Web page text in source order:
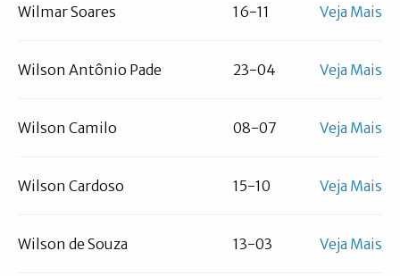
Wilmar Soares 16-11 Veja Mais
Wilson Antônio Pade 23-04 Veja Mais
Wilson Camilo 08-07 Veja Mais
Wilson Cardoso 15-10 Veja Mais
Wilson de Souza 13-03 Veja Mais